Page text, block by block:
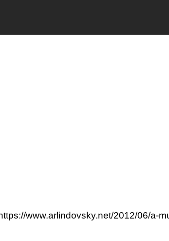
www.arlindovsky.net/2012/06/a-